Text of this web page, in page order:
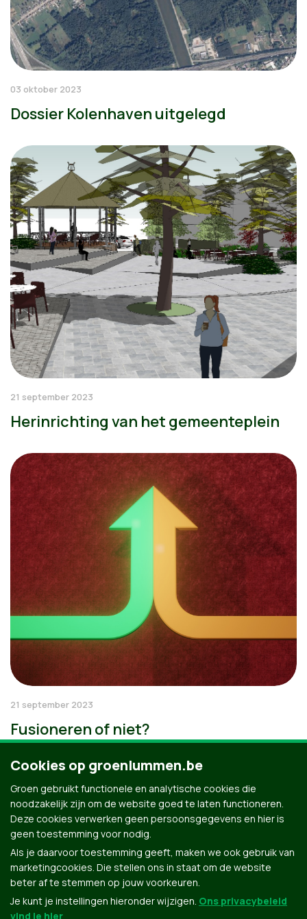
03 oktober 2023
Dossier Kolenhaven uitgelegd
21 september 2023
Herinrichting van het gemeenteplein
21 september 2023
Fusioneren of niet?
Cookies op groenlummen.be
Groen gebruikt functionele en analytische cookies die
noodzakelijk zijn om de website goed te laten functioneren.
Deze cookies verwerken geen persoonsgegevens en hier is
geen toestemming voor nodig.
Als je daarvoor toestemming geeft, maken we ook gebruik van
marketingcookies. Die stellen ons in staat om de website
beter af te stemmen op jouw voorkeuren.
Je kunt je instellingen hieronder wijzigen. Ons privacybeleid
vind je hier